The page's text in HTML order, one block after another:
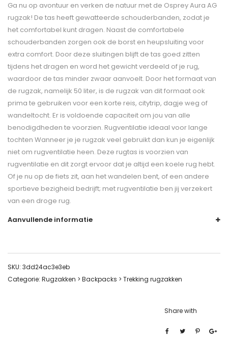
Ga nu op avontuur en verken de natuur met de Osprey Aura AG
rugzak! De tas heeft gewatteerde schouderbanden, zodat je
het comfortabel kunt dragen. Naast de comfortabele
schouderbanden zorgen ook de borst en heupsluiting voor
extra comfort. Door deze sluitingen blijft de tas goed zitten
tijdens het dragen en word het gewicht verdeeld of je rug,
waardoor de tas minder zwaar aanvoelt. Door het formaat van
de rugzak, namelijk 50 liter, is de rugzak van dit formaat ook
prima te gebruiken voor een korte reis, citytrip, dagje weg of
wandeltocht. Er is voldoende capaciteit om jou van alle
benodigdheden te voorzien. Rugventilatie ideaal voor lange
tochten Wanneer je je rugzak veel gebruikt dan kun je eigenlijk
niet om rugventilatie heen. Deze rugtas is voorzien van
rugventilatie en dit zorgt ervoor dat je altijd een koele rug hebt.
Of je nu op de fiets zit, aan het wandelen bent, of een andere
sportieve bezigheid bedrijft; met rugventilatie ben jij verzekert
van een droge rug.
Aanvullende informatie
SKU: 3dd24ac3e3eb
Categorie: Rugzakken > Backpacks > Trekking rugzakken
Share with